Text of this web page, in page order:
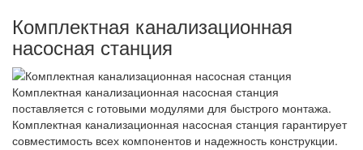
Комплектная канализационная
насосная станция
Комплектная канализационная насосная станция
поставляется с готовыми модулями для быстрого монтажа.
Комплектная канализационная насосная станция гарантирует
совместимость всех компонентов и надежность конструкции.